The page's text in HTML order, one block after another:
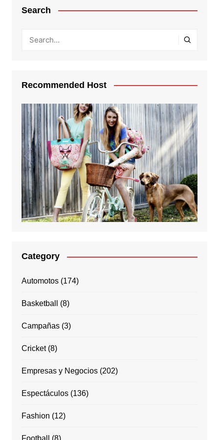
Search
Recommended Host
Category
Automotos(174)
Basketball (8)
Campañas(3)
Cricket(8)
Empresas y Negocios(202)
Espectáculos(136)
Fashion (12)